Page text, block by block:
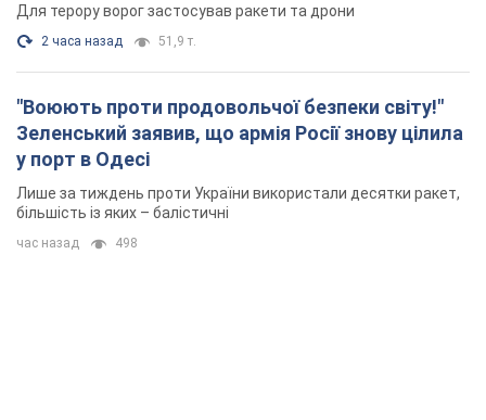
Для терору ворог застосував ракети та дрони
2 часа назад 51,9 т.
"Воюють проти продовольчої безпеки світу!"
Зеленський заявив, що армія Росії знову цілила
у порт в Одесі
Лише за тиждень проти України використали десятки ракет,
більшість із яких – балістичні
час назад 498